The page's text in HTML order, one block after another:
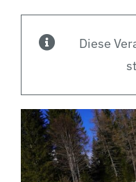
Videos
Hotel
Kontakt
Diese